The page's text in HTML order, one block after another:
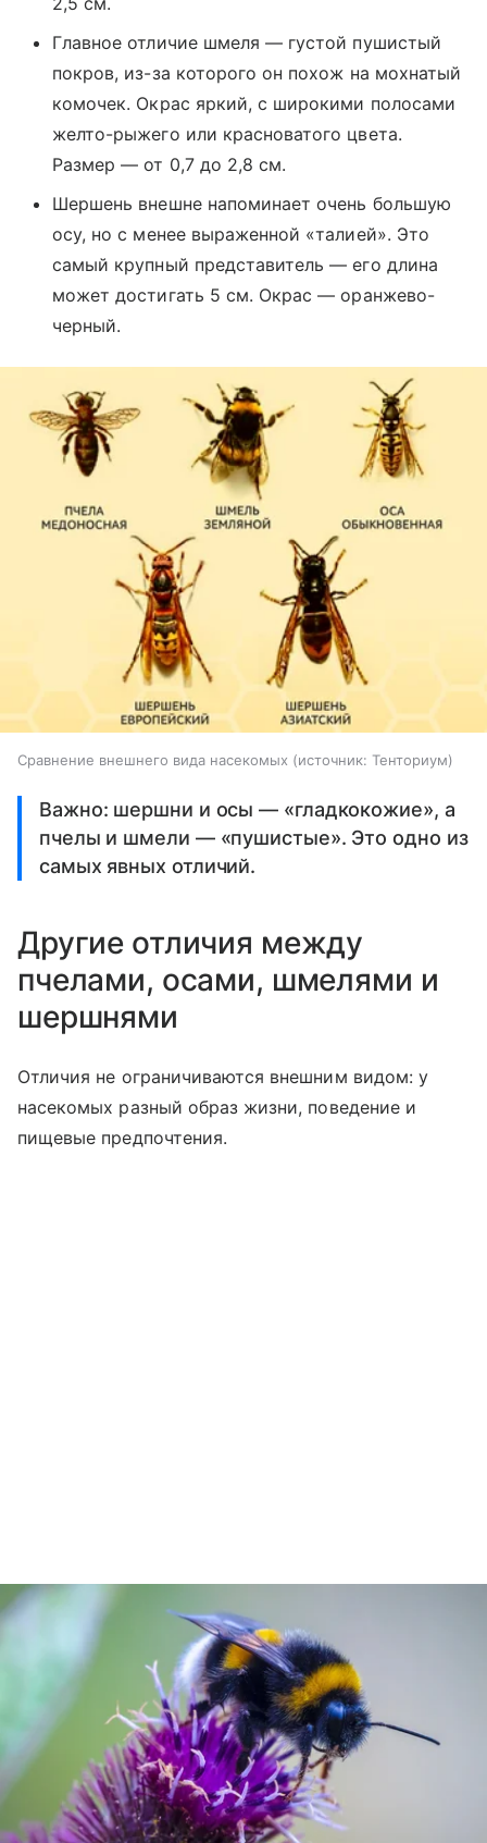
Главное отличие шмеля — густой пушистый
покров, из-за которого он похож на мохнатый
комочек. Окрас яркий, с широкими полосами
желто-рыжего или красноватого цвета.
Размер — от 0,7 до 2,8 см.
Шершень внешне напоминает очень большую
осу, но с менее выраженной «талией». Это
самый крупный представитель — его длина
может достигать 5 см. Окрас — оранжево-
черный.
Сравнение внешнего вида насекомых источник: Тенториум
Важно: шершни и осы — «гладкокожие», а
пчелы и шмели — «пушистые». Это одно из
самых явных отличий.
Другие отличия между
пчелами, осами, шмелями и
шершнями
Отличия не ограничиваются внешним видом: у
насекомых разный образ жизни, поведение и
пищевые предпочтения.